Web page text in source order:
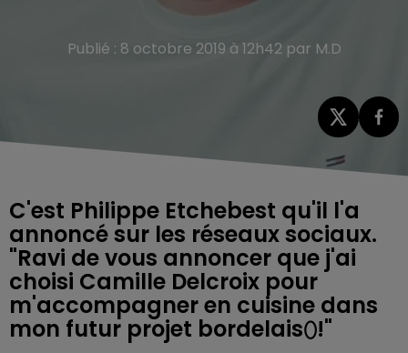
Publié : 8 octobre 2019 à 12h42 par M.D
C'est Philippe Etchebest qu'il l'a
annoncé sur les réseaux sociaux.
"Ravi de vous annoncer que j'ai
choisi Camille Delcroix pour
m'accompagner en cuisine dans
mon futur projet bordelais⬯!"